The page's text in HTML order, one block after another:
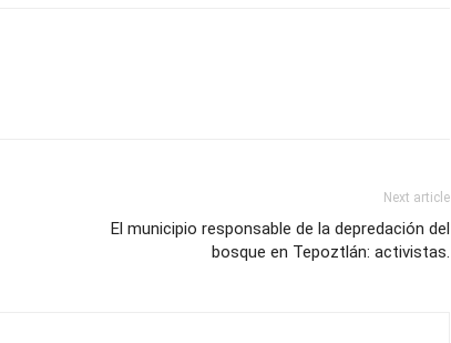
Next article
El municipio responsable de la depredación del
bosque en Tepoztlán: activistas.